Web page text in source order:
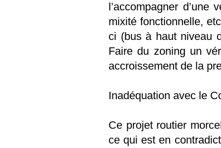
l’accompagner d’une
mixité fonctionnelle,
ci (bus à haut niveau
Faire du zoning un
accroissement de la
Inadéquation avec le
Ce projet routier
ce qui est en